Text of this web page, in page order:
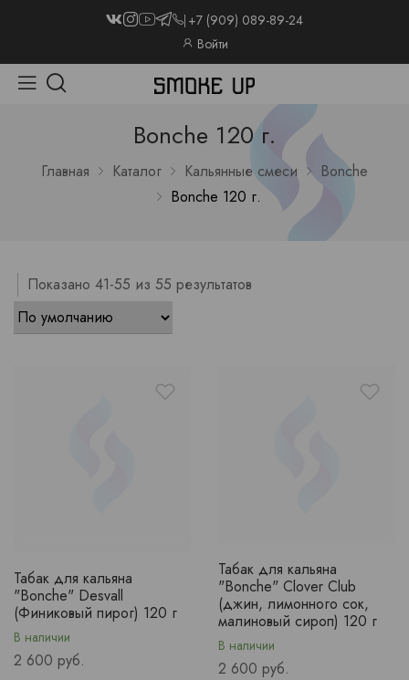
+7 (909) 089-89-24
Войти
Bonche 120 г.
Главная Каталог Кальянные смеси
Bonche
Bonche 120 г.
Показано 41-55 из 55 результатов
Табак для кальяна
"Bonche" Desvall
(Финиковый пирог) 120 г
В наличии
Price
2 600 руб.
Табак для кальяна
"Bonche" Clover Club
(джин, лимонного сок,
малиновый сироп) 120 г
В наличии
Price
2 600 руб.